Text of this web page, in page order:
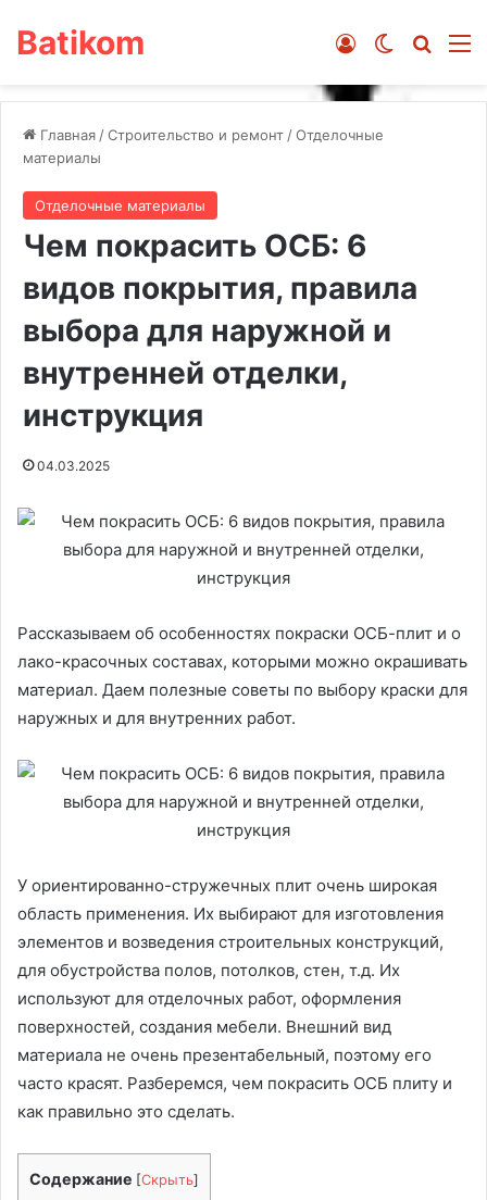
Batikom Switch skin
Войти
Главная /Строительство и ремонт /Отделочные
материалы
Отделочные материалы
Чем покрасить ОСБ: 6
видов покрытия, правила
выбора для наружной и
внутренней отделки,
инструкция
04.03.2025
Рассказываем об особенностях покраски ОСБ-плит и о
лако-красочных составах, которыми можно окрашивать
материал. Даем полезные советы по выбору краски для
наружных и для внутренних работ.
У ориентированно-стружечных плит очень широкая
область применения. Их выбирают для изготовления
элементов и возведения строительных конструкций,
для обустройства полов, потолков, стен, т.д. Их
используют для отделочных работ, оформления
поверхностей, создания мебели. Внешний вид
материала не очень презентабельный, поэтому его
часто красят. Разберемся, чем покрасить ОСБ плиту и
как правильно это сделать.
Содержание [Скрыть]